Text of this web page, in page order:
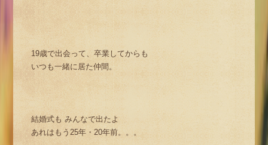
19歳で出会って、卒業してからも
いつも一緒に居た仲間。
結婚式も みんなで出たよ
あれはもう25年・20年前。。。